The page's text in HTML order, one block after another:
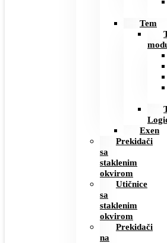
Tem
Exen
Prekidači
sa
staklenim
okvirom
Utičnice
sa
staklenim
okvirom
Prekidači
na